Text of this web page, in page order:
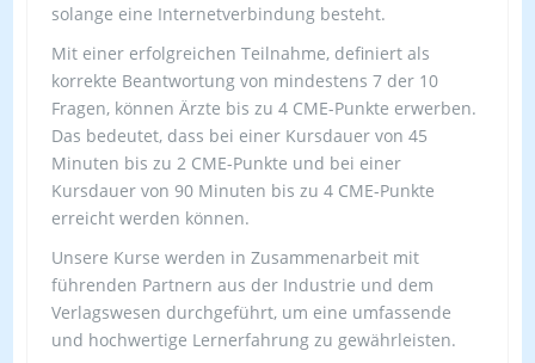
solange eine Internetverbindung besteht.
Mit einer erfolgreichen Teilnahme, definiert als
korrekte Beantwortung von mindestens 7 der 10
Fragen, können Ärzte bis zu 4 CME-Punkte erwerben.
Das bedeutet, dass bei einer Kursdauer von 45
Minuten bis zu 2 CME-Punkte und bei einer
Kursdauer von 90 Minuten bis zu 4 CME-Punkte
erreicht werden können.
Unsere Kurse werden in Zusammenarbeit mit
führenden Partnern aus der Industrie und dem
Verlagswesen durchgeführt, um eine umfassende
und hochwertige Lernerfahrung zu gewährleisten.